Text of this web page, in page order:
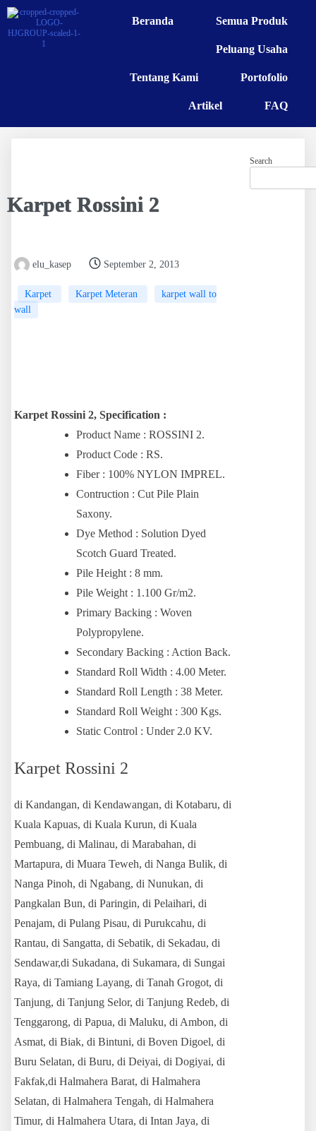
Beranda Semua Produk
Peluang Usaha
Tentang Kami Portofolio
Artikel FAQ
Karpet Rossini 2
elu_kasep September 2, 2013
Karpet Karpet Meteran
karpet wall to
wall
Karpet Rossini 2, Specification :
Product Name : ROSSINI 2.
Product Code : RS.
Fiber : 100% NYLON IMPREL.
Contruction : Cut Pile Plain
Saxony.
Dye Method : Solution Dyed
Scotch Guard Treated.
Pile Height : 8 mm.
Pile Weight : 1.100 Gr/m2.
Primary Backing : Woven
Polypropylene.
Secondary Backing : Action Back.
Standard Roll Width : 4.00 Meter.
Standard Roll Length : 38 Meter.
Standard Roll Weight : 300 Kgs.
Static Control : Under 2.0 KV.
Karpet Rossini 2
di Kandangan, di Kendawangan, di Kotabaru, di
Kuala Kapuas, di Kuala Kurun, di Kuala
Pembuang, di Malinau, di Marabahan, di
Martapura, di Muara Teweh, di Nanga Bulik, di
Nanga Pinoh, di Ngabang, di Nunukan, di
Pangkalan Bun, di Paringin, di Pelaihari, di
Penajam, di Pulang Pisau, di Purukcahu, di
Rantau, di Sangatta, di Sebatik, di Sekadau, di
Sendawar,di Sukadana, di Sukamara, di Sungai
Raya, di Tamiang Layang, di Tanah Grogot, di
Tanjung, di Tanjung Selor, di Tanjung Redeb, di
Tenggarong, di Papua, di Maluku, di Ambon, di
Asmat, di Biak, di Bintuni, di Boven Digoel, di
Buru Selatan, di Buru, di Deiyai, di Dogiyai, di
Fakfak,di Halmahera Barat, di Halmahera
Selatan, di Halmahera Tengah, di Halmahera
Timur, di Halmahera Utara, di Intan Jaya, di
Search